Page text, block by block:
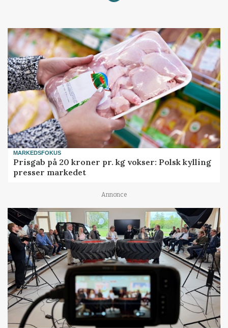
MARKEDSFOKUS
Prisgab på 20 kroner pr. kg vokser: Polsk kylling
presser markedet
Annonce